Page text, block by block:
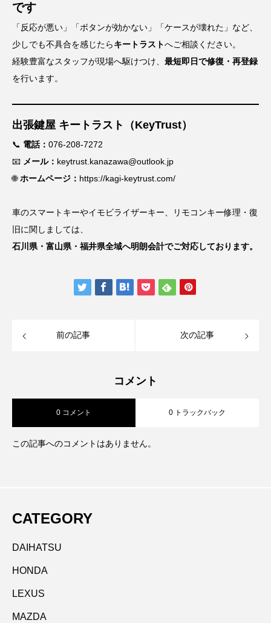
です
「反応が悪い」「ボタンが効かない」「ケースが壊れた」など、
少しでも不具合を感じたらキートラストへご相談ください。
経験豊富なスタッフが現場へ駆けつけ、 最短即日で修復・再登録
を行います。
出張鍵屋 キートラスト（KeyTrust）
📞 電話： 076-208-7272
📧 メール： keytrust.kanazawa@outlook.jp
🌐ホームページ： https://kagi-keytrust.com/
車のスマートキーやイモビライザーキー、リモコンキー修理・復
旧に関しましては、
石川県・富山県・福井県全域へ明朗会計でご対応しております。
前の記事 次の記事
コメント
0 コメント 0 トラックバック
この記事へのコメントはありません。
CATEGORY
DAIHATSU
HONDA
LEXUS
MAZDA